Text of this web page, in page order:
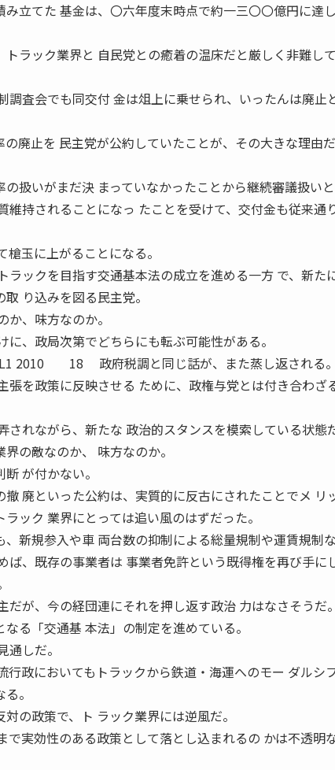
立てた 基金は、〇六年度末時点で約一三〇〇億円に達
ラック業界と 自民党との癒着の温床だと厳しく非難し
調査会でも同交付 金は俎上に乗せられ、いったんは廃止
廃止を 民主党が公約していたことが、その大きな理由
扱いがまだ決 まっていなかったことから継続審議扱い
維持されることになっ たことを受けて、交付金も従来通
玉に上がることになる。
ックを目指す交通基本法の成立を進める一方 で、新た
り込みを図る民主党。
、味方なのか。
、政局次第でどちらにも転ぶ可能性がある。
2010 18 政府税調と同じ話が、また蒸し返される。
張を政策に反映させる ために、政権与党とは付き合わざ
れながら、新たな 政治的スタンスを模索している状態
の敵なのか、 味方なのか。
が付かない。
廃といった公約は、実質的に反古にされたことでメ リ
ック 業界にとっては追い風のはずだった。
新規参入や車 両台数の抑制による総量規制や運賃規制な
ば、既存の事業者は 事業者免許という既得権を再び手に
が、今の経団連にそれを押し返す政治 力はなさそうだ。
る「交通基 本法」の制定を進めている。
しだ。
行政においてもトラックから鉄道・海運へのモー ダルシ
。
の政策で、ト ラック業界には逆風だ。
で実効性のある政策として落とし込まれるの かは不透明